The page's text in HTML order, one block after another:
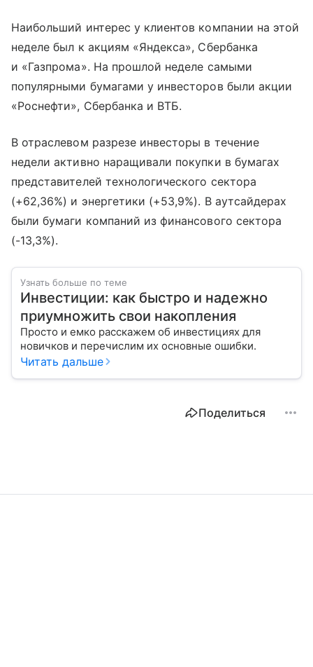
Наибольший интерес у клиентов компании на этой
неделе был к акциям «Яндекса», Сбербанка
и «Газпрома». На прошлой неделе самыми
популярными бумагами у инвесторов были акции
«Роснефти», Сбербанка и ВТБ.
В отраслевом разрезе инвесторы в течение
недели активно наращивали покупки в бумагах
представителей технологического сектора
(+62,36%) и энергетики (+53,9%). В аутсайдерах
были бумаги компаний из финансового сектора
(-13,3%).
Узнать больше по теме
Инвестиции: как быстро и надежно
приумножить свои накопления
Просто и емко расскажем об инвестициях для
новичков и перечислим их основные ошибки.
Читать дальше
Поделиться